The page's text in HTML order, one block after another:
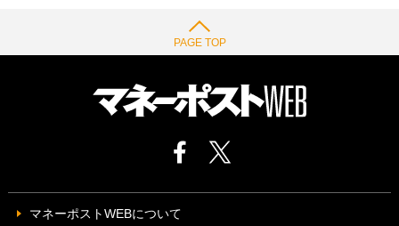
PAGE TOP
マネーポストWEBについて